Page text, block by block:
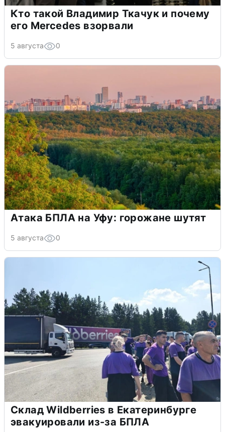
Кто такой Владимир Ткачук и почему
его Mercedes взорвали
5 августа 0
Атака БПЛА на Уфу: горожане шутят
5 августа 0
Склад Wildberries в Екатеринбурге
эвакуировали из-за БПЛА